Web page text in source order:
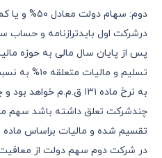
دوم: سهام دولت معادل ٥٠% و یا کمتر در شرت باشد.
درشرکت اول بایدترازنامه و
پس از پایان سال مالی به حوزه
تسلیم و
به نرخ ماده ١٣١ ق.م.م
چندشرکت تعلق داشته باشد سهم
تقسیم شده و مالیات براساس ماده ١٣١ مذکور محاسبه می شود.
در شرکت دوم سهم دولت از معافیت